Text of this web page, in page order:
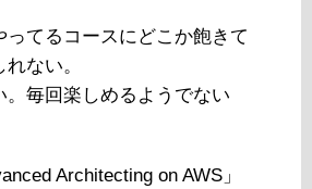
ってるコースにどこか飽きて
ない。
。毎回楽しめるようでない
Architecting on AWS」